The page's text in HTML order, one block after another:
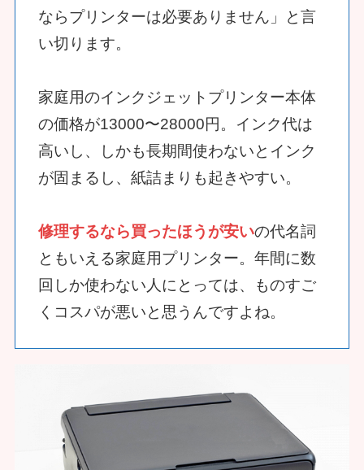
ならプリンターは必要ありません」と言
い切ります。
家庭用のインクジェットプリンター本体
の価格が13000〜28000円。インク代は
高いし、しかも長期間使わないとインク
が固まるし、紙詰まりも起きやすい。
修理するなら買ったほうが安いの代名詞
ともいえる家庭用プリンター。年間に数
回しか使わない人にとっては、ものすご
くコスパが悪いと思うんですよね。